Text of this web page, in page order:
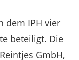
dem IPH vier
beteiligt. Die
GmbH,